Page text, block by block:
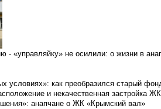
- «управляйку» не осилили: о жизни в
условиях»: как преобразился старый
и некачественная застройка
анапчане о ЖК «Крымский вал»